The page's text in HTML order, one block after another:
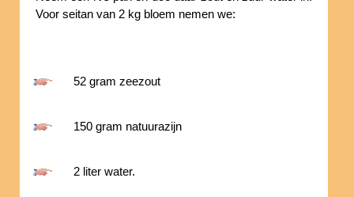
Voor seitan van 2 kg bloem nemen we:
52 gram zeezout
150 gram natuurazijn
2 liter water.